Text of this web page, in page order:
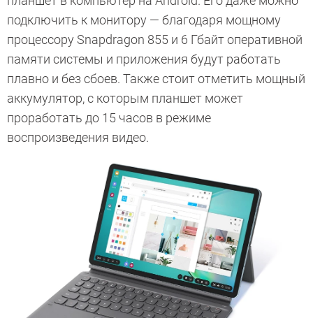
подключить к монитору — благодаря мощному
процессору Snapdragon 855 и 6 Гбайт оперативной
памяти системы и приложения будут работать
плавно и без сбоев. Также стоит отметить мощный
аккумулятор, с которым планшет может
проработать до 15 часов в режиме
воспроизведения видео.